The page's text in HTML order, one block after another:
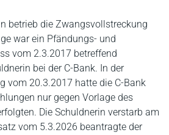
betrieb die Zwangsvollstreckung
war ein Pfändungs- und
vom 2.3.2017 betreffend
bei der C-Bank. In der
vom 20.3.2017 hatte die C-Bank
nur gegen Vorlage des
Die Schuldnerin verstarb am
vom 5.3.2026 beantragte der